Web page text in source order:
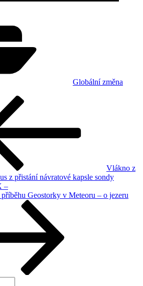
Globální změna
Vlákno z
z přistání návratové kapsle sondy
–
Geostorky v Meteoru – o jezeru